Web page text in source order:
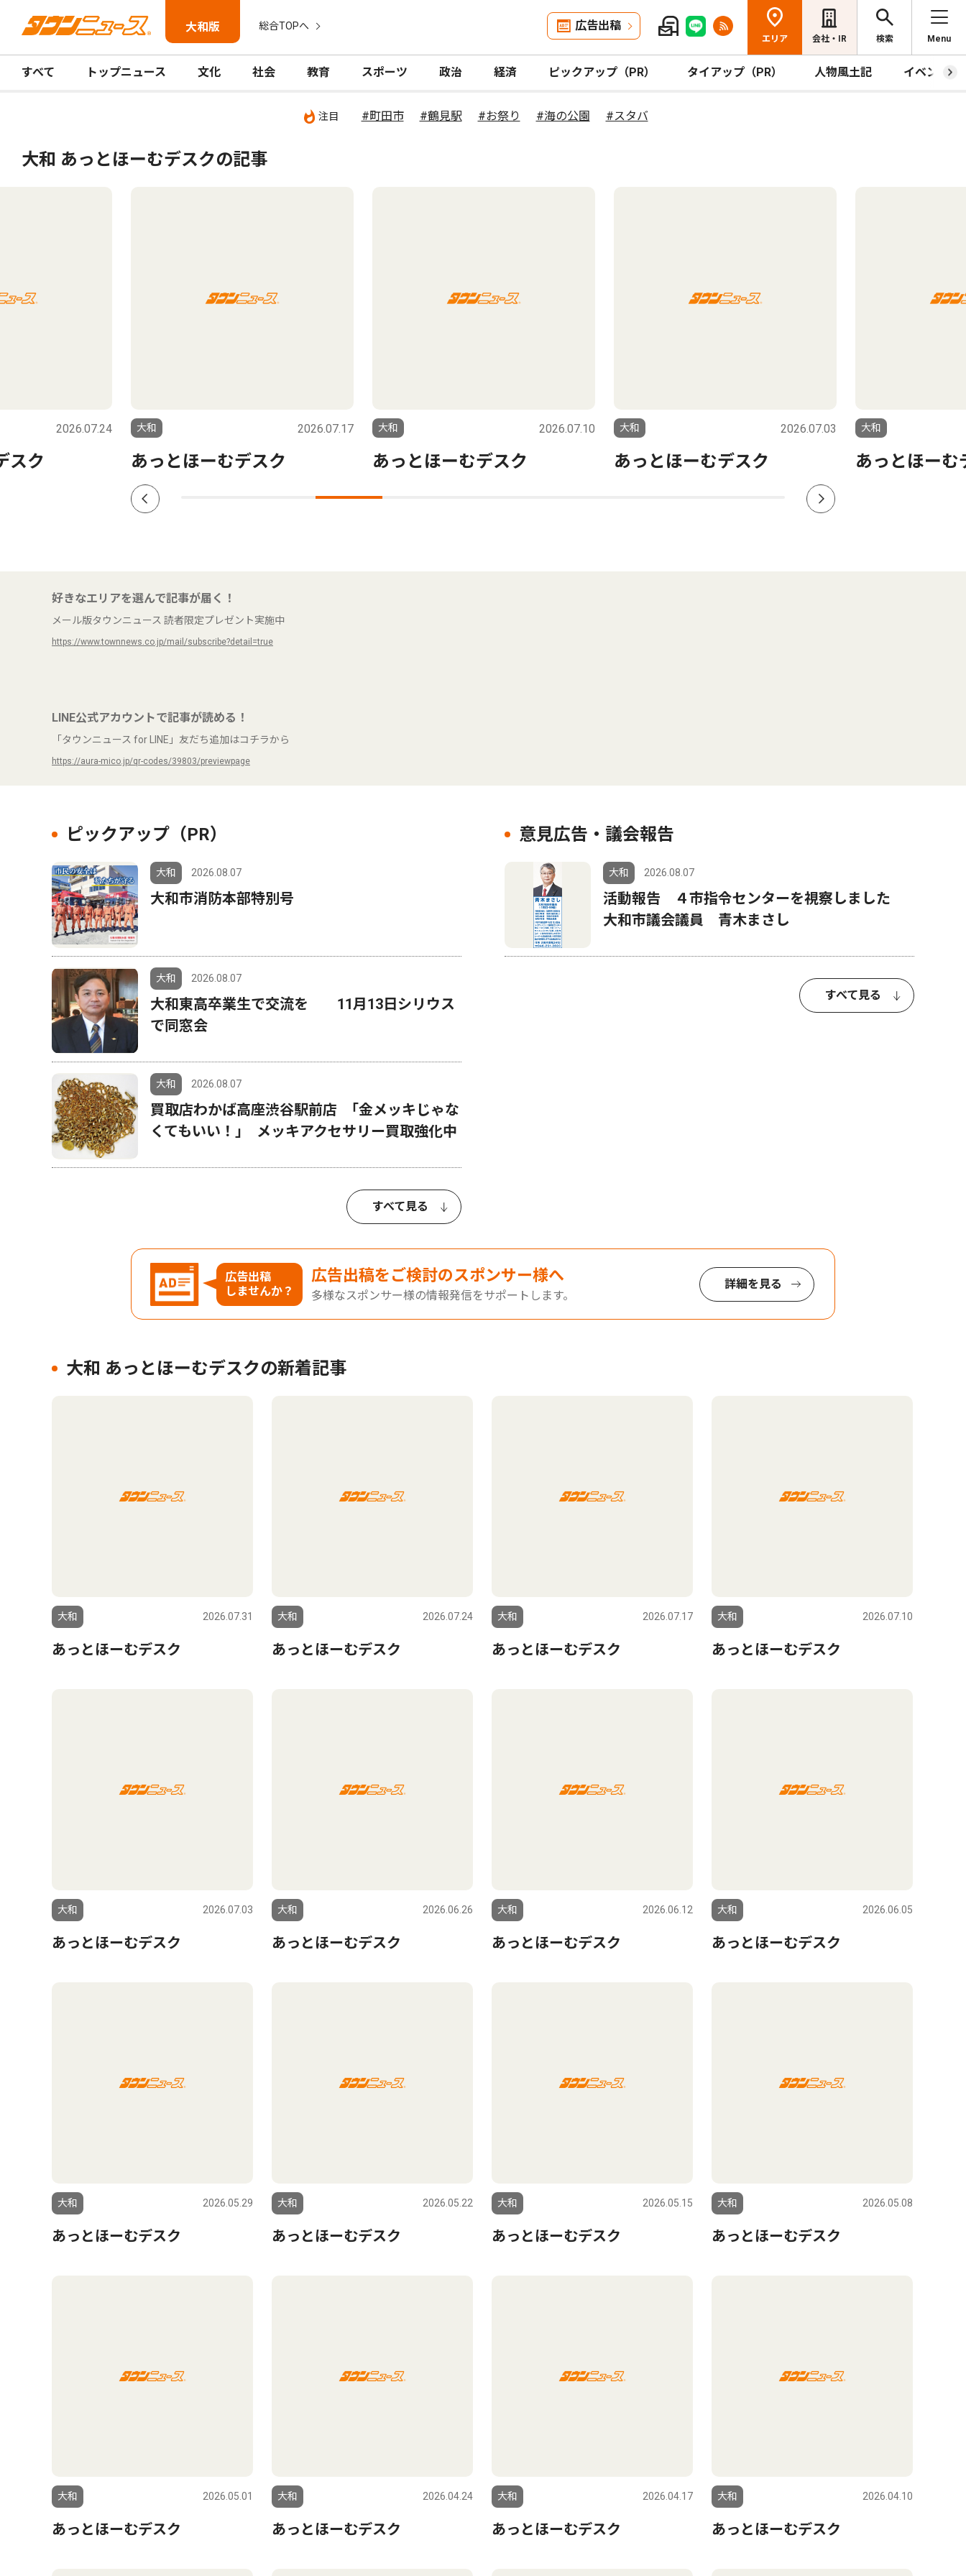
大和版 総合TOPへ 広告出稿
エリア 会社・IR 検索 Menu
すべて トップニュース 文化 社会 教育 スポーツ 政治 経済 ピックアップ（PR） タイアップ（PR） 人物風土記 イベント
注目 #町田市 #鶴見駅 #お祭り #海の公園 #スタバ
大和 あっとほーむデスクの記事
2026.07.24
スク
大和 2026.07.17
あっとほーむデスク
大和 2026.07.10
あっとほーむデスク
大和 2026.07.03
あっとほーむデスク
大和
あっとほーむ
好きなエリアを選んで記事が届く！
メール版タウンニュース 読者限定プレゼント実施中
https://www.townnews.co.jp/mail/subscribe?detail=true
LINE公式アカウントで記事が読める！
「タウンニュース for LINE」友だち追加はコチラから
https://aura-mico.jp/qr-codes/39803/previewpage
ピックアップ（PR）
大和 2026.08.07
大和市消防本部特別号
大和 2026.08.07
大和東高卒業生で交流を 11月13日シリウス
で同窓会
大和 2026.08.07
買取店わかば高座渋谷駅前店 ｢金メッキじゃな
くてもいい！｣ メッキアクセサリー買取強化中
すべて見る
意見広告・議会報告
大和 2026.08.07
活動報告 ４市指令センターを視察しました
大和市議会議員 青木まさし
すべて見る
広告出稿
しませんか？
広告出稿をご検討のスポンサー様へ
多様なスポンサー様の情報発信をサポートします。
詳細を見る
大和 あっとほーむデスクの新着記事
大和 2026.07.31
あっとほーむデスク
大和 2026.07.24
あっとほーむデスク
大和 2026.07.17
あっとほーむデスク
大和 2026.07.10
あっとほーむデスク
大和 2026.07.03
あっとほーむデスク
大和 2026.06.26
あっとほーむデスク
大和 2026.06.12
あっとほーむデスク
大和 2026.06.05
あっとほーむデスク
大和 2026.05.29
あっとほーむデスク
大和 2026.05.22
あっとほーむデスク
大和 2026.05.15
あっとほーむデスク
大和 2026.05.08
あっとほーむデスク
大和 2026.05.01
あっとほーむデスク
大和 2026.04.24
あっとほーむデスク
大和 2026.04.17
あっとほーむデスク
大和 2026.04.10
あっとほーむデスク